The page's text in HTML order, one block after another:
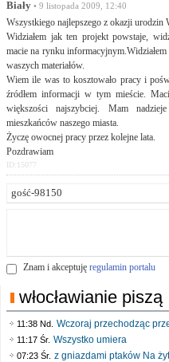
Biały • 9 listopada 2009, 12:40
Wszystkiego najlepszego z okazji urodzin
Widziałem jak ten projekt powstaje,
macie na rynku
waszych materiałów.
Wiem ile was to kosztowało pracy i
źródłem informacji w tym mieście.
większości najszybciej. Mam
mieszkańców naszego miasta.
Życzę owocnej pracy przez kolejne lata.
Pozdrawiam
ID:15077
Znam i akceptuję regulamin portalu
włocławianie piszą
11:38 Nd. Wczoraj przechodząc
11:17 Śr. Wszystko umiera
07:23 Śr. z gniazdami ptaków Na